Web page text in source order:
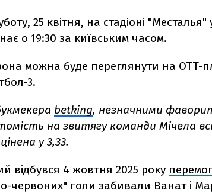
25 квітня, на стадіоні "Месталья"
о 19:30 за київським часом.
можна буде переглянути на OTT-
3.
betking, незначними
на звитягу команди Мічела
у 3,33.
відбувся 4 жовтня 2025 року
червоних" голи забивали Ванат і